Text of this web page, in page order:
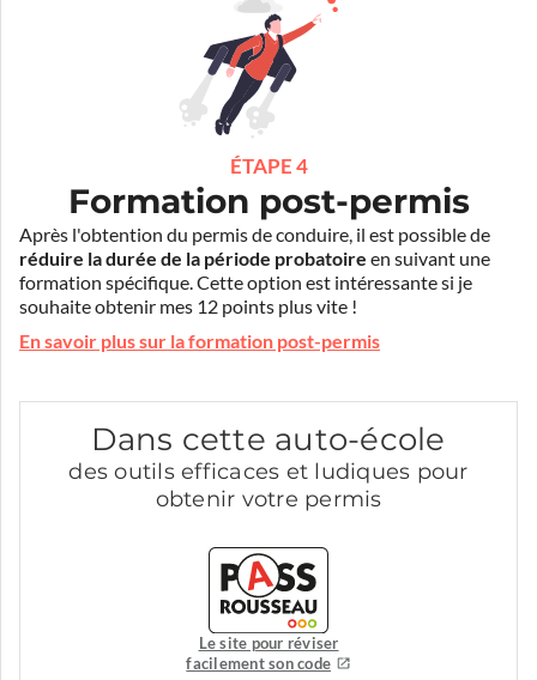
ÉTAPE 4
Formation post-permis
Après l'obtention du permis de conduire, il est possible de
réduire la durée de la période probatoire en suivant une
formation spécifique. Cette option est intéressante si je
souhaite obtenir mes 12 points plus vite !
En savoir plus sur la formation post-permis
Dans cette auto-école
des outils efficaces et ludiques pour
obtenir votre permis
Le site pour réviser
facilement son code